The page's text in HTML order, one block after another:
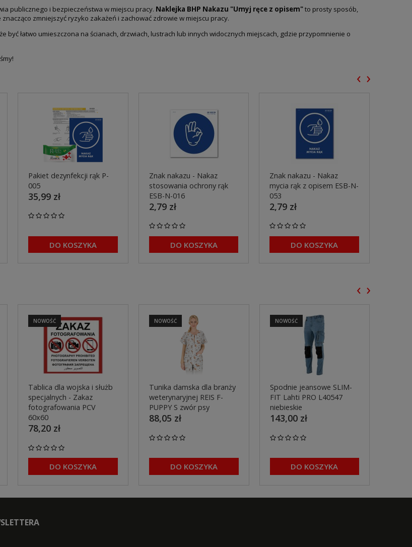
publicznego i bezpieczeństwa w miejscu pracy. Naklejka BHP Nakazu "Umyj ręce z opisem"to prosty sposób,
zmniejszyć ryzyko zakażeń i zachować zdrowie w miejscu pracy.
być łatwo umieszczona na ścianach, drzwiach, lustrach lub innych widocznych miejscach, gdzie przypomnienie o
Pakiet dezynfekcji rąk P-
005
35,99 zł
DO KOSZYKA
Znak nakazu - Nakaz
stosowania ochrony rąk
ESB-N-016
2,79 zł
DO KOSZYKA
Znak nakazu - Nakaz
mycia rąk z opisem ESB-N-
053
2,79 zł
DO KOSZYKA
‹ ›
Tablica dla wojska i służb
specjalnych - Zakaz
fotografowania PCV
60x60
78,20 zł
DO KOSZYKA
NOWOŚĆ
Tunika damska dla branży
weterynaryjnej REIS F-
PUPPY S zwór psy
88,05 zł
DO KOSZYKA
NOWOŚĆ
Spodnie jeansowe SLIM-
FIT Lahti PRO L40547
niebieskie
143,00 zł
DO KOSZYKA
NOWOŚĆ
‹ ›